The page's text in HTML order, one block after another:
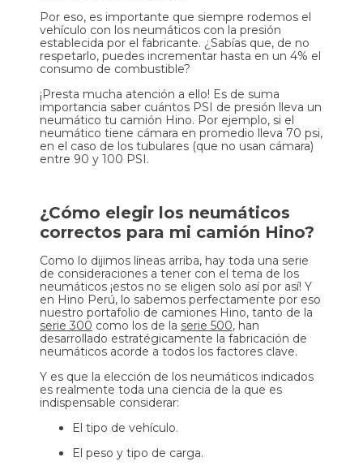
Por eso, es importante que siempre rodemos el
vehículo con los neumáticos con la presión
establecida por el fabricante. ¿Sabías que, de no
respetarlo, puedes incrementar hasta en un 4% el
consumo de combustible?
¡Presta mucha atención a ello! Es de suma
importancia saber cuántos PSI de presión lleva un
neumático tu camión Hino. Por ejemplo, si el
neumático tiene cámara en promedio lleva 70 psi,
en el caso de los tubulares (que no usan cámara)
entre 90 y 100 PSI.
¿Cómo elegir los neumáticos
correctos para mi camión Hino?
Como lo dijimos líneas arriba, hay toda una serie
de consideraciones a tener con el tema de los
neumáticos ¡estos no se eligen solo así por así! Y
en Hino Perú, lo sabemos perfectamente por eso
nuestro portafolio de camiones Hino, tanto de la
serie 300 como los de la serie 500, han
desarrollado estratégicamente la fabricación de
neumáticos acorde a todos los factores clave.
Y es que la elección de los neumáticos indicados
es realmente toda una ciencia de la que es
indispensable considerar:
El tipo de vehículo.
El peso y tipo de carga.